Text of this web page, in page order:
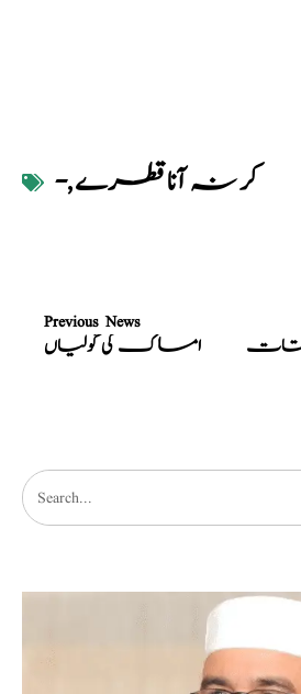
-,کر نہ آنا قطرے
Previous News
امساک کی گولیاں